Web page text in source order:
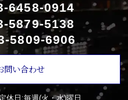
6458-0914
5879-5138
5809-6906
問い合わせ
定休日:毎週(火・水)曜日